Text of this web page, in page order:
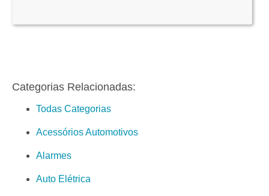
Categorias Relacionadas:
Todas Categorias
Acessórios Automotivos
Alarmes
Auto Elétrica